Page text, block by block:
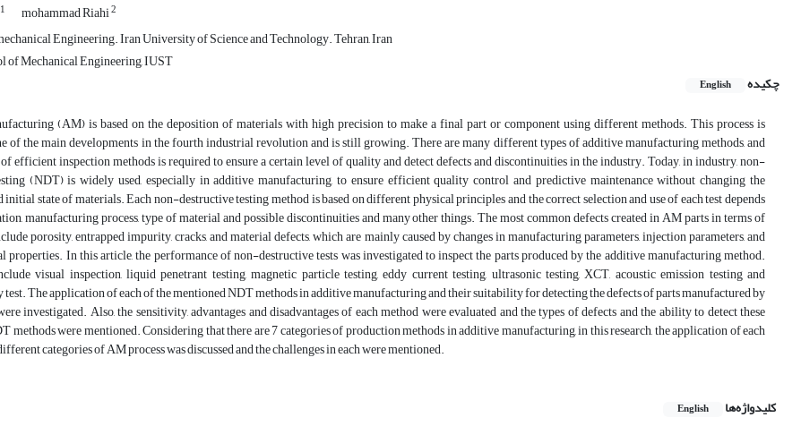
1 mohammad Riahi2
Engineering. Iran University of Science and Technology. Tehran, Iran
of Mechanical Engineering, IUST
چکیده
English
(AM) is based on the deposition of materials with high precision to make a final part or component using different methods. This process is
of the main developments in the fourth industrial revolution and is still growing. There are many different types of additive manufacturing methods, and
of efficient inspection methods is required to ensure a certain level of quality and detect defects and discontinuities in the industry. Today, in industry, non-
(NDT) is widely used, especially in additive manufacturing, to ensure efficient quality control and predictive maintenance without changing the
initial state of materials. Each non-destructive testing method is based on different physical principles and the correct selection and use of each test depends
manufacturing process, type of material and possible discontinuities and many other things. The most common defects created in AM parts in terms of
porosity, entrapped impurity, cracks, and material defects, which are mainly caused by changes in manufacturing parameters, injection parameters, and
In this article, the performance of non-destructive tests was investigated to inspect the parts produced by the additive manufacturing method.
visual inspection, liquid penetrant testing, magnetic particle testing, eddy current testing, ultrasonic testing, XCT, acoustic emission testing and
The application of each of the mentioned NDT methods in additive manufacturing and their suitability for detecting the defects of parts manufactured by
investigated. Also, the sensitivity, advantages and disadvantages of each method were evaluated and the types of defects and the ability to detect these
methods were mentioned. Considering that there are 7 categories of production methods in additive manufacturing, in this research, the application of each
categories of AM process was discussed and the challenges in each were mentioned.
کلیدواژه‌ها English